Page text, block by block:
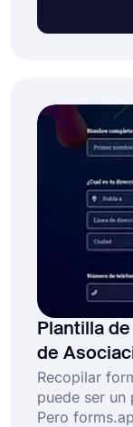
eficiente
línea hoy!
Plantilla
de
Recopilar
puede ser un
Pero